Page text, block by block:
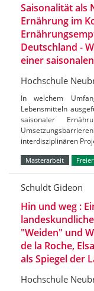
Saisonalität als
Ernährung im
Deutschland -
einer
Hochschule
In welchem
Lebensmitteln
saisonaler
interdisziplinären
Masterarbeit Freier
Schuldt Gideon
Hin und weg :
"Weiden" und
de la Roche,
als Spiegel der
Hochschule